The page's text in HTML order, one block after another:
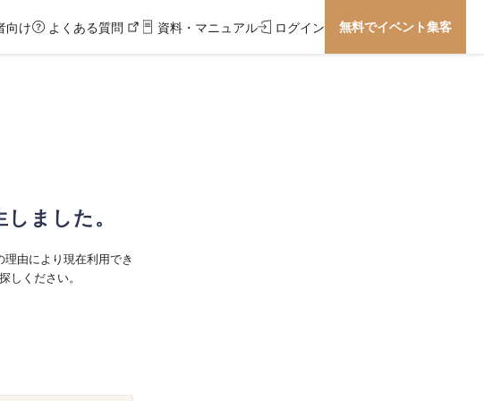
向け よくある質問 資料・マニュアル ログイン 無料でイベント集客
ました。
由により現在利用でき
しください。